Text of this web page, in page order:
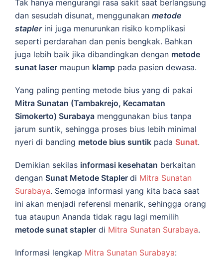
Tak hanya mengurangi rasa sakit saat berlangsung
dan sesudah disunat, menggunakan metode
staplerini juga menurunkan risiko komplikasi
seperti perdarahan dan penis bengkak. Bahkan
juga lebih baik jika dibandingkan dengan metode
sunat laser maupun klamp pada pasien dewasa.
Yang paling penting metode bius yang di pakai
Mitra Sunatan (Tambakrejo, Kecamatan
Simokerto) Surabaya menggunakan bius tanpa
jarum suntik, sehingga proses bius lebih minimal
nyeri di banding metode bius suntik pada Sunat.
Demikian sekilas informasi kesehatan berkaitan
dengan Sunat Metode Stapler di Mitra Sunatan
Surabaya. Semoga informasi yang kita baca saat
ini akan menjadi referensi menarik, sehingga orang
tua ataupun Ananda tidak ragu lagi memilih
metode sunat stapler di Mitra Sunatan Surabaya.
Informasi lengkap Mitra Sunatan Surabaya: